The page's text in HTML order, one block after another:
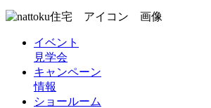
イベント
見学会
キャンペーン
情報
ショールーム